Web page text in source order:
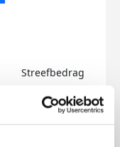
Streefbedrag